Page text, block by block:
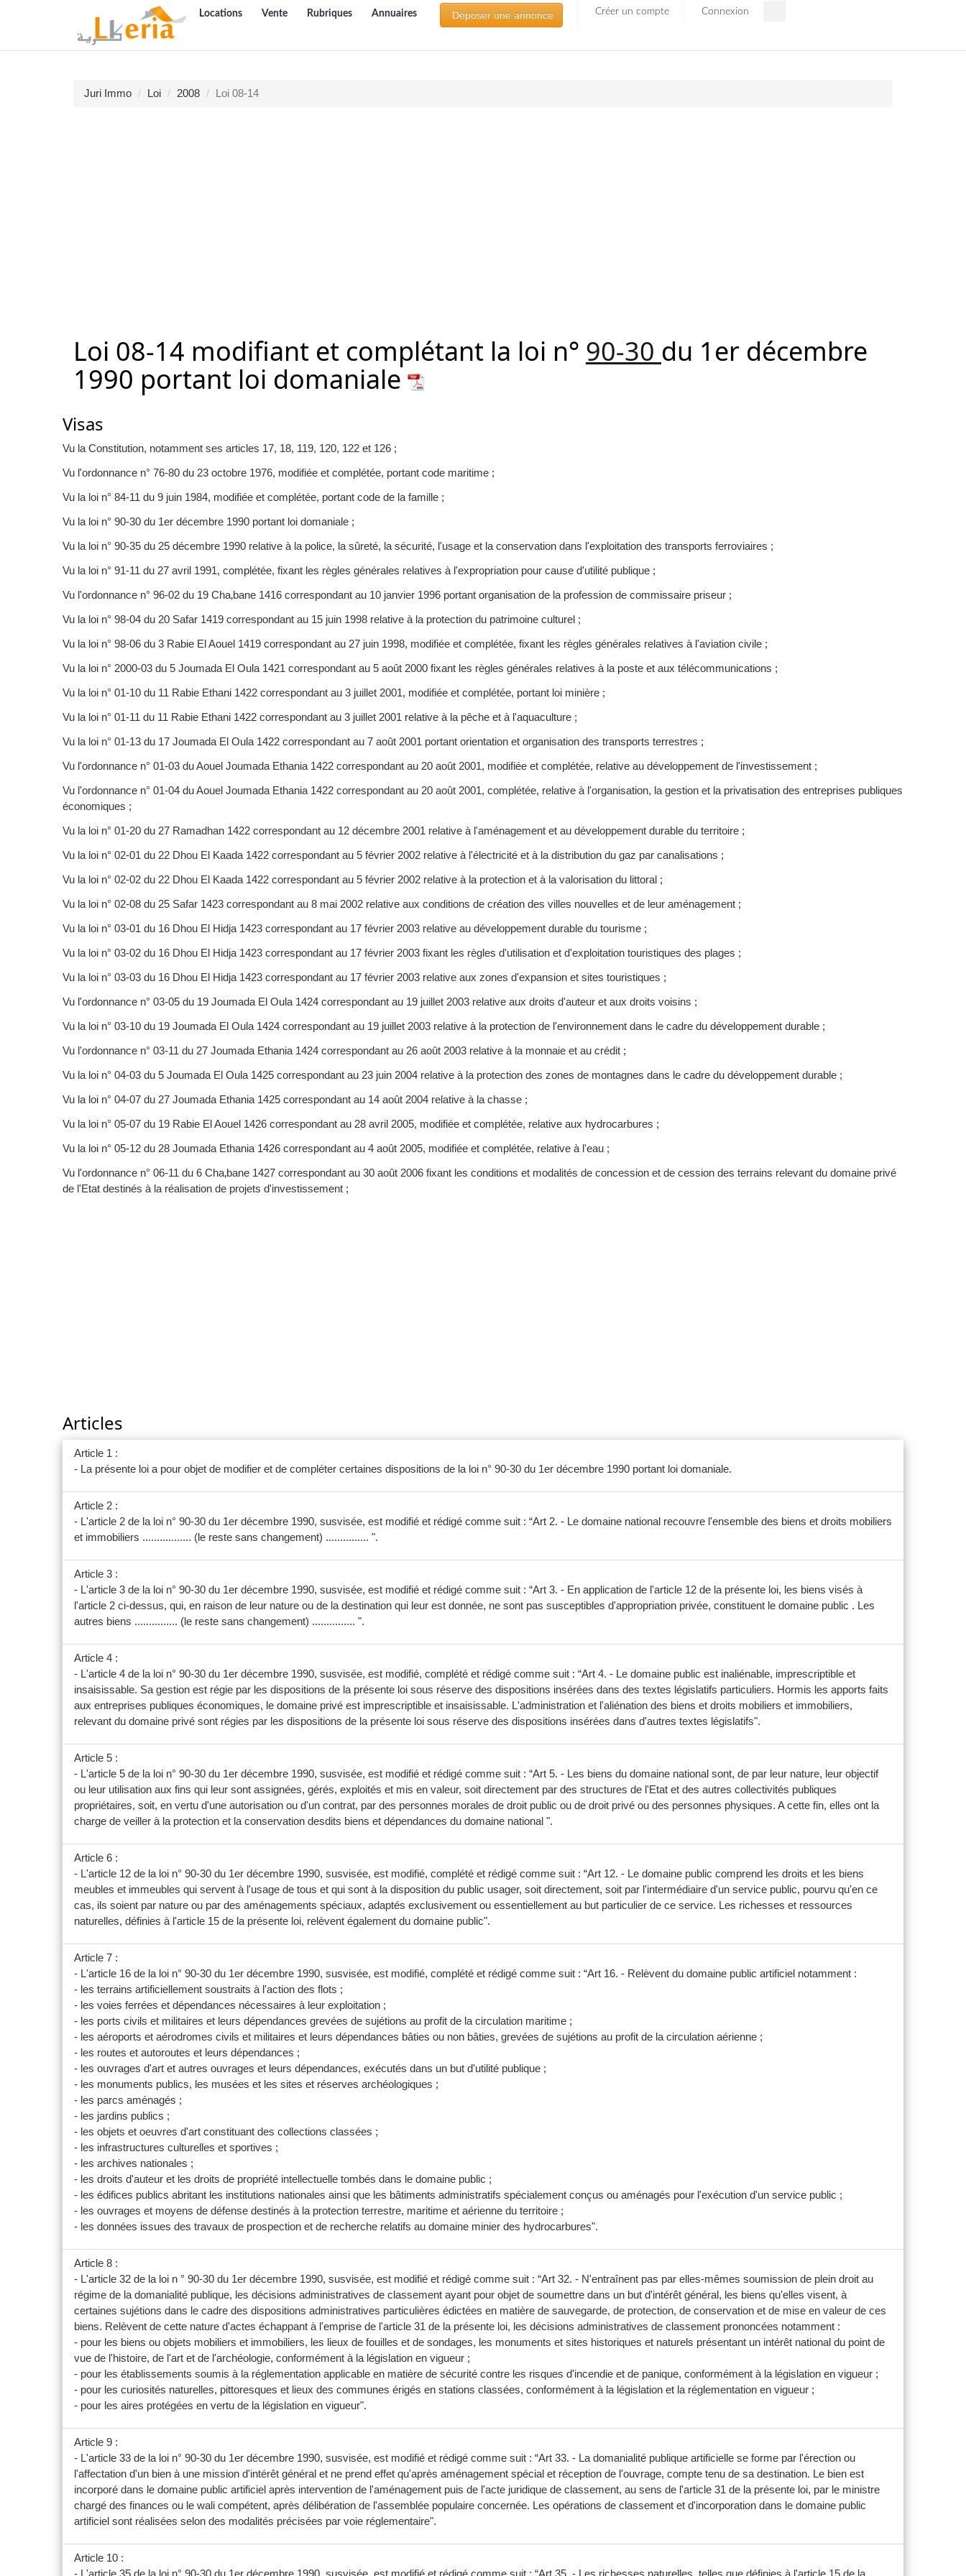
Locations Vente Rubriques Annuaires Déposer une annonce Créer un compte Connexion
Juri Immo Loi 2008 Loi 08-14
Loi 08-14 modifiant et complétant la loi n° 90-30 du 1er décembre
1990 portant loi domaniale
Visas
Vu la Constitution, notamment ses articles 17, 18, 119, 120, 122 et 126 ;
Vu l'ordonnance n° 76-80 du 23 octobre 1976, modifiée et complétée, portant code maritime ;
Vu la loi n° 84-11 du 9 juin 1984, modifiée et complétée, portant code de la famille ;
Vu la loi n° 90-30 du 1er décembre 1990 portant loi domaniale ;
Vu la loi n° 90-35 du 25 décembre 1990 relative à la police, la sûreté, la sécurité, l'usage et la conservation dans l'exploitation des transports ferroviaires ;
Vu la loi n° 91-11 du 27 avril 1991, complétée, fixant les règles générales relatives à l'expropriation pour cause d'utilité publique ;
Vu l'ordonnance n° 96-02 du 19 Cha‚bane 1416 correspondant au 10 janvier 1996 portant organisation de la profession de commissaire priseur ;
Vu la loi n° 98-04 du 20 Safar 1419 correspondant au 15 juin 1998 relative à la protection du patrimoine culturel ;
Vu la loi n° 98-06 du 3 Rabie El Aouel 1419 correspondant au 27 juin 1998, modifiée et complétée, fixant les règles générales relatives à l'aviation civile ;
Vu la loi n° 2000-03 du 5 Joumada El Oula 1421 correspondant au 5 août 2000 fixant les règles générales relatives à la poste et aux télécommunications ;
Vu la loi n° 01-10 du 11 Rabie Ethani 1422 correspondant au 3 juillet 2001, modifiée et complétée, portant loi minière ;
Vu la loi n° 01-11 du 11 Rabie Ethani 1422 correspondant au 3 juillet 2001 relative à la pêche et à l'aquaculture ;
Vu la loi n° 01-13 du 17 Joumada El Oula 1422 correspondant au 7 août 2001 portant orientation et organisation des transports terrestres ;
Vu l'ordonnance n° 01-03 du Aouel Joumada Ethania 1422 correspondant au 20 août 2001, modifiée et complétée, relative au développement de l'investissement ;
Vu l'ordonnance n° 01-04 du Aouel Joumada Ethania 1422 correspondant au 20 août 2001, complétée, relative à l'organisation, la gestion et la privatisation des entreprises publiques
économiques ;
Vu la loi n° 01-20 du 27 Ramadhan 1422 correspondant au 12 décembre 2001 relative à l'aménagement et au développement durable du territoire ;
Vu la loi n° 02-01 du 22 Dhou El Kaada 1422 correspondant au 5 février 2002 relative à l'électricité et à la distribution du gaz par canalisations ;
Vu la loi n° 02-02 du 22 Dhou El Kaada 1422 correspondant au 5 février 2002 relative à la protection et à la valorisation du littoral ;
Vu la loi n° 02-08 du 25 Safar 1423 correspondant au 8 mai 2002 relative aux conditions de création des villes nouvelles et de leur aménagement ;
Vu la loi n° 03-01 du 16 Dhou El Hidja 1423 correspondant au 17 février 2003 relative au développement durable du tourisme ;
Vu la loi n° 03-02 du 16 Dhou El Hidja 1423 correspondant au 17 février 2003 fixant les règles d'utilisation et d'exploitation touristiques des plages ;
Vu la loi n° 03-03 du 16 Dhou El Hidja 1423 correspondant au 17 février 2003 relative aux zones d'expansion et sites touristiques ;
Vu l'ordonnance n° 03-05 du 19 Joumada El Oula 1424 correspondant au 19 juillet 2003 relative aux droits d'auteur et aux droits voisins ;
Vu la loi n° 03-10 du 19 Joumada El Oula 1424 correspondant au 19 juillet 2003 relative à la protection de l'environnement dans le cadre du développement durable ;
Vu l'ordonnance n° 03-11 du 27 Joumada Ethania 1424 correspondant au 26 août 2003 relative à la monnaie et au crédit ;
Vu la loi n° 04-03 du 5 Joumada El Oula 1425 correspondant au 23 juin 2004 relative à la protection des zones de montagnes dans le cadre du développement durable ;
Vu la loi n° 04-07 du 27 Joumada Ethania 1425 correspondant au 14 août 2004 relative à la chasse ;
Vu la loi n° 05-07 du 19 Rabie El Aouel 1426 correspondant au 28 avril 2005, modifiée et complétée, relative aux hydrocarbures ;
Vu la loi n° 05-12 du 28 Joumada Ethania 1426 correspondant au 4 août 2005, modifiée et complétée, relative à l'eau ;
Vu l'ordonnance n° 06-11 du 6 Cha‚bane 1427 correspondant au 30 août 2006 fixant les conditions et modalités de concession et de cession des terrains relevant du domaine privé
de l'Etat destinés à la réalisation de projets d'investissement ;
Articles
Article 1 :
- La présente loi a pour objet de modifier et de compléter certaines dispositions de la loi n° 90-30 du 1er décembre 1990 portant loi domaniale.
Article 2 :
- L'article 2 de la loi n° 90-30 du 1er décembre 1990, susvisée, est modifié et rédigé comme suit : “Art 2. - Le domaine national recouvre l'ensemble des biens et droits mobiliers
et immobiliers ................. (le reste sans changement) ............... ".
Article 3 :
- L'article 3 de la loi n° 90-30 du 1er décembre 1990, susvisée, est modifié et rédigé comme suit : “Art 3. - En application de l'article 12 de la présente loi, les biens visés à
l'article 2 ci-dessus, qui, en raison de leur nature ou de la destination qui leur est donnée, ne sont pas susceptibles d'appropriation privée, constituent le domaine public . Les
autres biens ............... (le reste sans changement) ............... ".
Article 4 :
- L'article 4 de la loi n° 90-30 du 1er décembre 1990, susvisée, est modifié, complété et rédigé comme suit : “Art 4. - Le domaine public est inaliénable, imprescriptible et
insaisissable. Sa gestion est régie par les dispositions de la présente loi sous réserve des dispositions insérées dans des textes législatifs particuliers. Hormis les apports faits
aux entreprises publiques économiques, le domaine privé est imprescriptible et insaisissable. L'administration et l'aliénation des biens et droits mobiliers et immobiliers,
relevant du domaine privé sont régies par les dispositions de la présente loi sous réserve des dispositions insérées dans d'autres textes législatifs".
Article 5 :
- L'article 5 de la loi n° 90-30 du 1er décembre 1990, susvisée, est modifié et rédigé comme suit : “Art 5. - Les biens du domaine national sont, de par leur nature, leur objectif
ou leur utilisation aux fins qui leur sont assignées, gérés, exploités et mis en valeur, soit directement par des structures de l'Etat et des autres collectivités publiques
propriétaires, soit, en vertu d'une autorisation ou d'un contrat, par des personnes morales de droit public ou de droit privé ou des personnes physiques. A cette fin, elles ont la
charge de veiller à la protection et la conservation desdits biens et dépendances du domaine national ".
Article 6 :
- L'article 12 de la loi n° 90-30 du 1er décembre 1990, susvisée, est modifié, complété et rédigé comme suit : “Art 12. - Le domaine public comprend les droits et les biens
meubles et immeubles qui servent à l'usage de tous et qui sont à la disposition du public usager, soit directement, soit par l'intermédiaire d'un service public, pourvu qu'en ce
cas, ils soient par nature ou par des aménagements spéciaux, adaptés exclusivement ou essentiellement au but particulier de ce service. Les richesses et ressources
naturelles, définies à l'article 15 de la présente loi, relèvent également du domaine public".
Article 7 :
- L'article 16 de la loi n° 90-30 du 1er décembre 1990, susvisée, est modifié, complété et rédigé comme suit : “Art 16. - Relèvent du domaine public artificiel notamment :
- les terrains artificiellement soustraits à l'action des flots ;
- les voies ferrées et dépendances nécessaires à leur exploitation ;
- les ports civils et militaires et leurs dépendances grevées de sujétions au profit de la circulation maritime ;
- les aéroports et aérodromes civils et militaires et leurs dépendances bâties ou non bâties, grevées de sujétions au profit de la circulation aérienne ;
- les routes et autoroutes et leurs dépendances ;
- les ouvrages d'art et autres ouvrages et leurs dépendances, exécutés dans un but d'utilité publique ;
- les monuments publics, les musées et les sites et réserves archéologiques ;
- les parcs aménagés ;
- les jardins publics ;
- les objets et oeuvres d'art constituant des collections classées ;
- les infrastructures culturelles et sportives ;
- les archives nationales ;
- les droits d'auteur et les droits de propriété intellectuelle tombés dans le domaine public ;
- les édifices publics abritant les institutions nationales ainsi que les bâtiments administratifs spécialement conçus ou aménagés pour l'exécution d'un service public ;
- les ouvrages et moyens de défense destinés à la protection terrestre, maritime et aérienne du territoire ;
- les données issues des travaux de prospection et de recherche relatifs au domaine minier des hydrocarbures".
Article 8 :
- L'article 32 de la loi n ° 90-30 du 1er décembre 1990, susvisée, est modifié et rédigé comme suit : “Art 32. - N'entraînent pas par elles-mêmes soumission de plein droit au
régime de la domanialité publique, les décisions administratives de classement ayant pour objet de soumettre dans un but d'intérêt général, les biens qu'elles visent, à
certaines sujétions dans le cadre des dispositions administratives particulières édictées en matière de sauvegarde, de protection, de conservation et de mise en valeur de ces
biens. Relèvent de cette nature d'actes échappant à l'emprise de l'article 31 de la présente loi, les décisions administratives de classement prononcées notamment :
- pour les biens ou objets mobiliers et immobiliers, les lieux de fouilles et de sondages, les monuments et sites historiques et naturels présentant un intérêt national du point de
vue de l'histoire, de l'art et de l'archéologie, conformément à la législation en vigueur ;
- pour les établissements soumis à la réglementation applicable en matière de sécurité contre les risques d'incendie et de panique, conformément à la législation en vigueur ;
- pour les curiosités naturelles, pittoresques et lieux des communes érigés en stations classées, conformément à la législation et la réglementation en vigueur ;
- pour les aires protégées en vertu de la législation en vigueur".
Article 9 :
- L'article 33 de la loi n° 90-30 du 1er décembre 1990, susvisée, est modifié et rédigé comme suit : “Art 33. - La domanialité publique artificielle se forme par l'érection ou
l'affectation d'un bien à une mission d'intérêt général et ne prend effet qu'après aménagement spécial et réception de l'ouvrage, compte tenu de sa destination. Le bien est
incorporé dans le domaine public artificiel après intervention de l'aménagement puis de l'acte juridique de classement, au sens de l'article 31 de la présente loi, par le ministre
chargé des finances ou le wali compétent, après délibération de l'assemblée populaire concernée. Les opérations de classement et d'incorporation dans le domaine public
artificiel sont réalisées selon des modalités précisées par voie réglementaire".
Article 10 :
- L'article 35 de la loi n° 90-30 du 1er décembre 1990, susvisée, est modifié et rédigé comme suit : “Art 35. - Les richesses naturelles, telles que définies à l'article 15 de la